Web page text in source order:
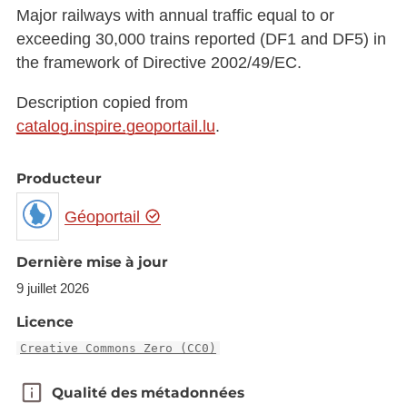
Major railways with annual traffic equal to or
exceeding 30,000 trains reported (DF1 and DF5) in
the framework of Directive 2002/49/EC.
Description copied from
catalog.inspire.geoportail.lu.
Producteur
Géoportail
Dernière mise à jour
9 juillet 2026
Licence
Creative Commons Zero (CC0)
Qualité des métadonnées
Qualité des métadonnées